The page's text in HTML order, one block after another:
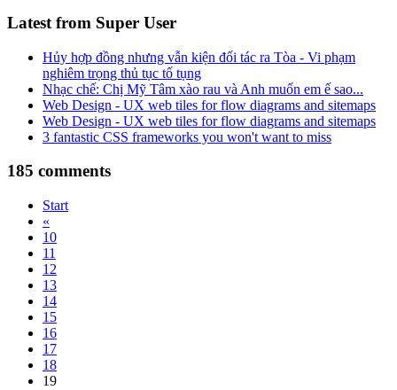
Latest from Super User
Hủy hợp đồng nhưng vẫn kiện đối tác ra Tòa - Vi phạm
nghiêm trọng thủ tục tố tụng
Nhạc chế: Chị Mỹ Tâm xào rau và Anh muốn em ế sao...
Web Design - UX web tiles for flow diagrams and sitemaps
Web Design - UX web tiles for flow diagrams and sitemaps
3 fantastic CSS frameworks you won't want to miss
185 comments
Start
«
10
11
12
13
14
15
16
17
18
19